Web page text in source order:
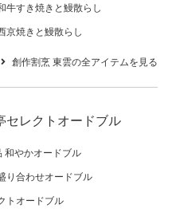
牛すき焼きと鰻散らし
京焼きと鰻散らし
創作割烹 東雲の全アイテムを見る
セレクトオードブル
和やかオードブル
り合わせオードブル
トオードブル